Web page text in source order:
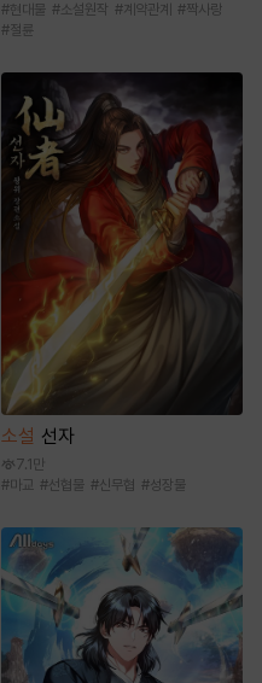
#현대물 #소설원작 #계약관계 #짝사랑
#절륜
소설 선자
7.1만
#마교 #선협물 #신무협 #성장물